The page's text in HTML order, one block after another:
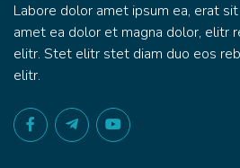
Labore dolor amet ipsum ea, erat
amet ea dolor et magna dolor, elitr
elitr. Stet elitr stet diam duo eos
elitr.